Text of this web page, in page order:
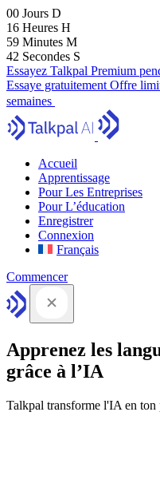
00 Jours D
16 Heures H
59 Minutes M
41 Secondes S
Essayez Talkpal Premium
Essaye gratuitement Offre
semaines
Accueil
Apprentissage
Pour Les Entreprises
Pour L’éducation
Enregistrer
Connexion
Français
Commencer
Apprenez les
grâce à l’IA
Talkpal transforme l'IA en ton